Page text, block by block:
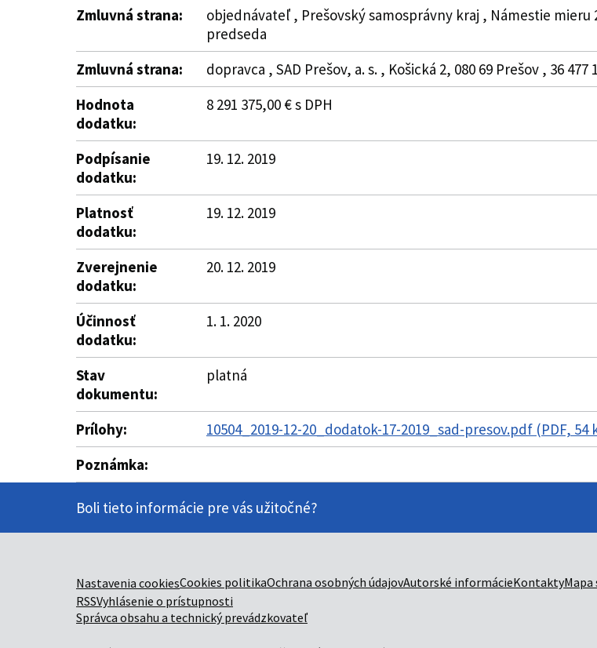
Zmluvná strana:
objednávateľ , Prešovský samosprávny kraj , Námestie mieru
predseda
Zmluvná strana:
dopravca , SAD Prešov, a. s. , Košická 2, 080 69 Prešov , 36
Hodnota
dodatku:
8 291 375,00 € s DPH
Podpísanie
dodatku:
19. 12. 2019
Platnosť
dodatku:
19. 12. 2019
Zverejnenie
dodatku:
20. 12. 2019
Účinnosť
dodatku:
1. 1. 2020
Stav
dokumentu:
platná
Prílohy:
10504_2019-12-20_dodatok-17-2019_sad-presov.pdf (PDF, 54
Poznámka:
Boli tieto informácie pre vás užitočné?
Nastavenia cookiesCookies politikaOchrana osobných údajovAutorské informácieKontakty
RSSVyhlásenie o prístupnosti
Správca obsahu a technický prevádzkovateľ